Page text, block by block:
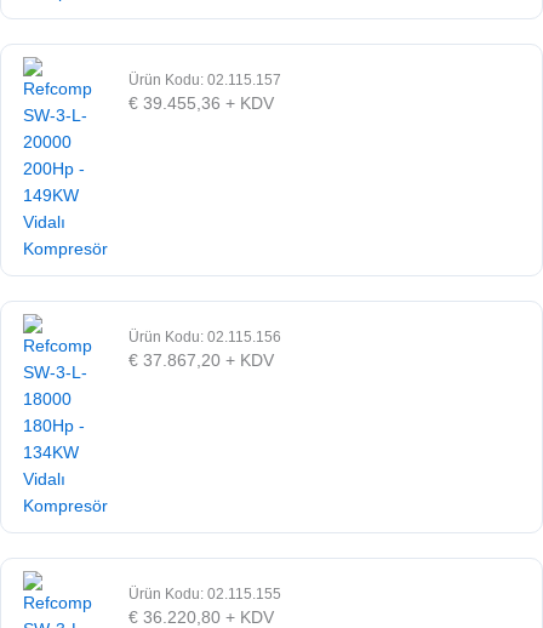
Ürün Kodu: 02.115.157
€ 39.455,36 + KDV
Ürün Kodu: 02.115.156
€ 37.867,20 + KDV
Ürün Kodu: 02.115.155
€ 36.220,80 + KDV